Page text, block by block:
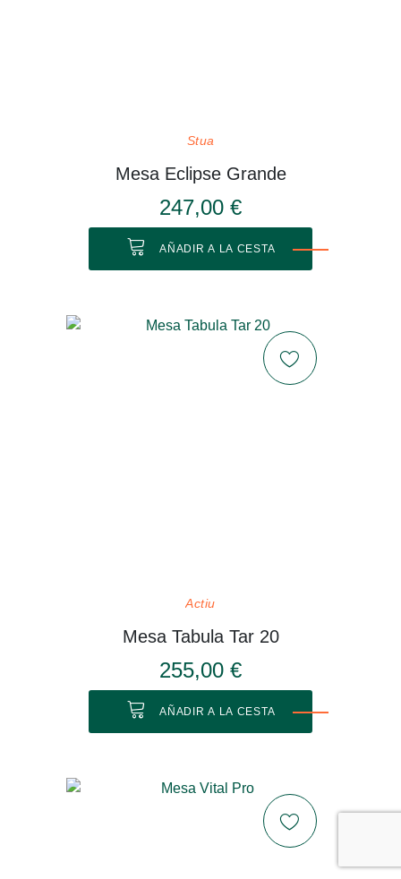
Stua
Mesa Eclipse Grande
247,00 €
AÑADIR A LA CESTA
Actiu
Mesa Tabula Tar 20
255,00 €
AÑADIR A LA CESTA